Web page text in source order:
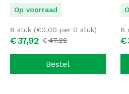
stuks
Op voorraad
€47,22
€37,92
6 stuk (€0,00 per 0 stuk)
Bestel
€
6